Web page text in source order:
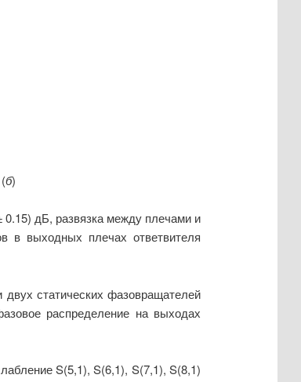
б)
0.15) дБ, развязка между плечами и
в выходных плечах ответвителя
статических фазовращателей
распределение на выходах
S(5,1), S(6,1), S(7,1), S(8,1)